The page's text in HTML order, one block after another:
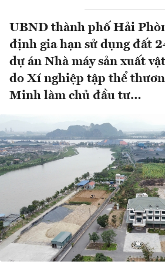
UBND thành phố Hải
định gia hạn sử dụng đất
dự án Nhà máy sản xuất
do Xí nghiệp tập thể
Minh làm chủ đầu tư…